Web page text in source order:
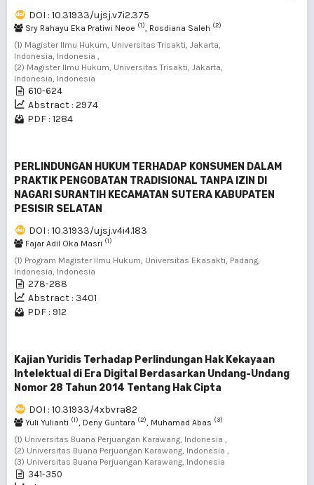
DOI : 10.31933/ujsj.v7i2.375
Sry Rahayu Eka Pratiwi Neoe (1) , Rosdiana Saleh (2)
(1) Magister Ilmu Hukum, Universitas Trisakti, Jakarta,
Indonesia, Indonesia ,
(2) Magister Ilmu Hukum, Universitas Trisakti, Jakarta,
Indonesia, Indonesia
610-624
Abstract : 2974
PDF : 1284
PERLINDUNGAN HUKUM TERHADAP KONSUMEN DALAM
PRAKTIK PENGOBATAN TRADISIONAL TANPA IZIN DI
NAGARI SURANTIH KECAMATAN SUTERA KABUPATEN
PESISIR SELATAN
DOI : 10.31933/ujsj.v4i4.183
Fajar Adil Oka Masri (1)
(1) Program Magister Ilmu Hukum, Universitas Ekasakti, Padang,
Indonesia, Indonesia
278-288
Abstract : 3401
PDF : 912
Kajian Yuridis Terhadap Perlindungan Hak Kekayaan
Intelektual di Era Digital Berdasarkan Undang-Undang
Nomor 28 Tahun 2014 Tentang Hak Cipta
DOI : 10.31933/4xbvra82
Yuli Yulianti (1) , Deny Guntara (2) , Muhamad Abas (3)
(1) Universitas Buana Perjuangan Karawang, Indonesia ,
(2) Universitas Buana Perjuangan Karawang, Indonesia ,
(3) Universitas Buana Perjuangan Karawang, Indonesia
341-350